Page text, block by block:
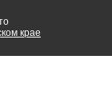
крае